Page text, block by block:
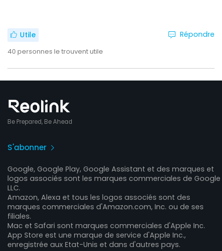
Utile
40 personnes le trouvent utile
Répondre
Be Prepared, Be Ahead
S'abonner
Google, Google Play, Google Assistant et des marques et
logos associés sont les marques commerciales de Google
LLC.
Amazon, Alexa et tous les logos associés sont des
marques commerciales d'Amazon.com, Inc. ou de ses
filiales.
Mac et Safari sont marques commerciales d'Apple Inc.
App Store est une marque de service d'Apple Inc.,
enregistrée aux Etat-Unis et dans d'autres pays.